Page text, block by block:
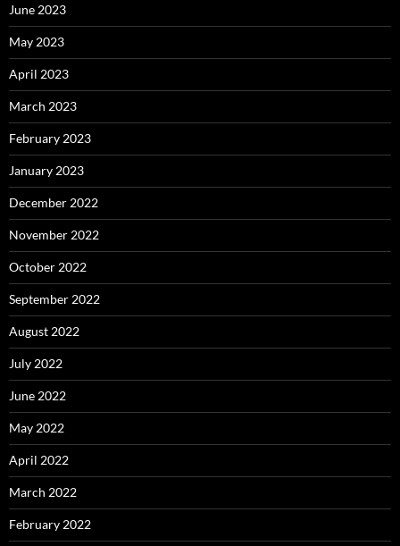
June 2023
May 2023
April 2023
March 2023
February 2023
January 2023
December 2022
November 2022
October 2022
September 2022
August 2022
July 2022
June 2022
May 2022
April 2022
March 2022
February 2022